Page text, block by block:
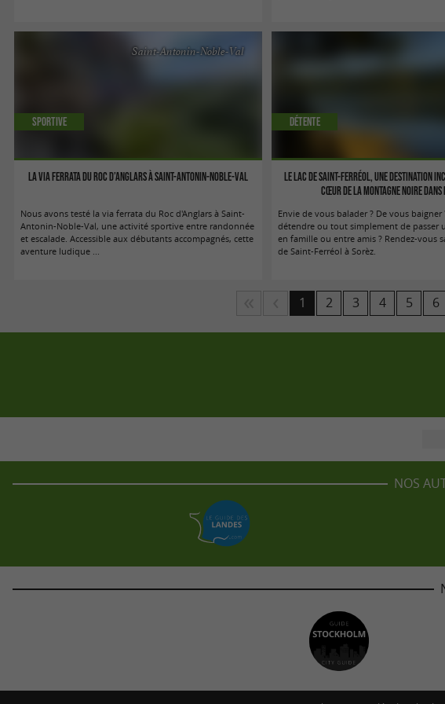
La Via Ferrata du Roc d’Anglars à Saint-Antonin-Noble-Val
Saint-Antonin-Noble-Val
Sportive
Nous avons testé la via ferrata du Roc d'Anglars à Saint-
Antonin-Noble-Val, une activité sportive entre randonnée
et escalade. Accessible aux débutants accompagnés, cette
aventure ludique ...
Le Lac de Saint-Ferréol, une destination
cœur de la Montagne Noire dans
Détente
Envie de vous balader ? De vous baigner
détendre ou tout simplement de passer
en famille ou entre amis ? Rendez-vous
de Saint-Ferréol à Sorèz.
1 2 3 4 5 6
NOS